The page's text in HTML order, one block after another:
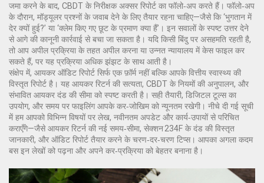
जमा करने के बाद, CBDT के निरीक्षक अक्सर रिपोर्ट का फॉलो‑अप करते हैं। फॉलो‑अप
के दौरान, मॉड्यूलर प्रश्नों के जवाब देने के लिए तैयार रहना चाहिए—जैसे कि ‘भुगतान में
देर क्यों हुई?’ या ‘क्लेम किए गए छूट के प्रमाण क्या हैं’। इन सवालों के स्पष्ट उत्तर देने
से आगे की कानूनी कार्रवाई से बचा जा सकता है। यदि किसी बिंदु पर असहमति रहती है,
तो आप अपील प्रक्रिया के तहत अपील करना या उन्नत न्यायालय में केस फाइल कर
सकते हैं, पर यह प्रक्रिया अधिक झंझट के साथ आती है।
संक्षेप में, आयकर ऑडिट रिपोर्ट सिर्फ एक फ़ॉर्म नहीं बल्कि आपके वित्तीय स्वास्थ्य की
विस्तृत रिपोर्ट है। यह आयकर रिटर्न की सत्यता, CBDT के नियमों की अनुपालन, और
संभावित आयकर दंड की सीमा को स्पष्ट करती है। सही तैयारी, डिजिटल टूल्स का
उपयोग, और समय पर फाइलिंग आपके कर‑जोखिम को न्यूनतम रखेगी। नीचे दी गई सूची
में हम आपको विभिन्न विषयों पर लेख, नवीनतम अपडेट और कार्य‑उपायों से परिचित
कराएँगे—जैसे आयकर रिटर्न की नई समय‑सीमा, सेक्शन 234F के दंड की विस्तृत
जानकारी, और ऑडिट रिपोर्ट तैयार करने के चरण‑दर‑चरण टिप्स। आपका अगला कदम
बस इन लेखों को पढ़ना और अपने कर‑प्रक्रिया को बेहतर बनाना है।